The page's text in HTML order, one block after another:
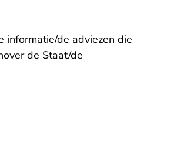
informatie/de adviezen die
de Staat/de